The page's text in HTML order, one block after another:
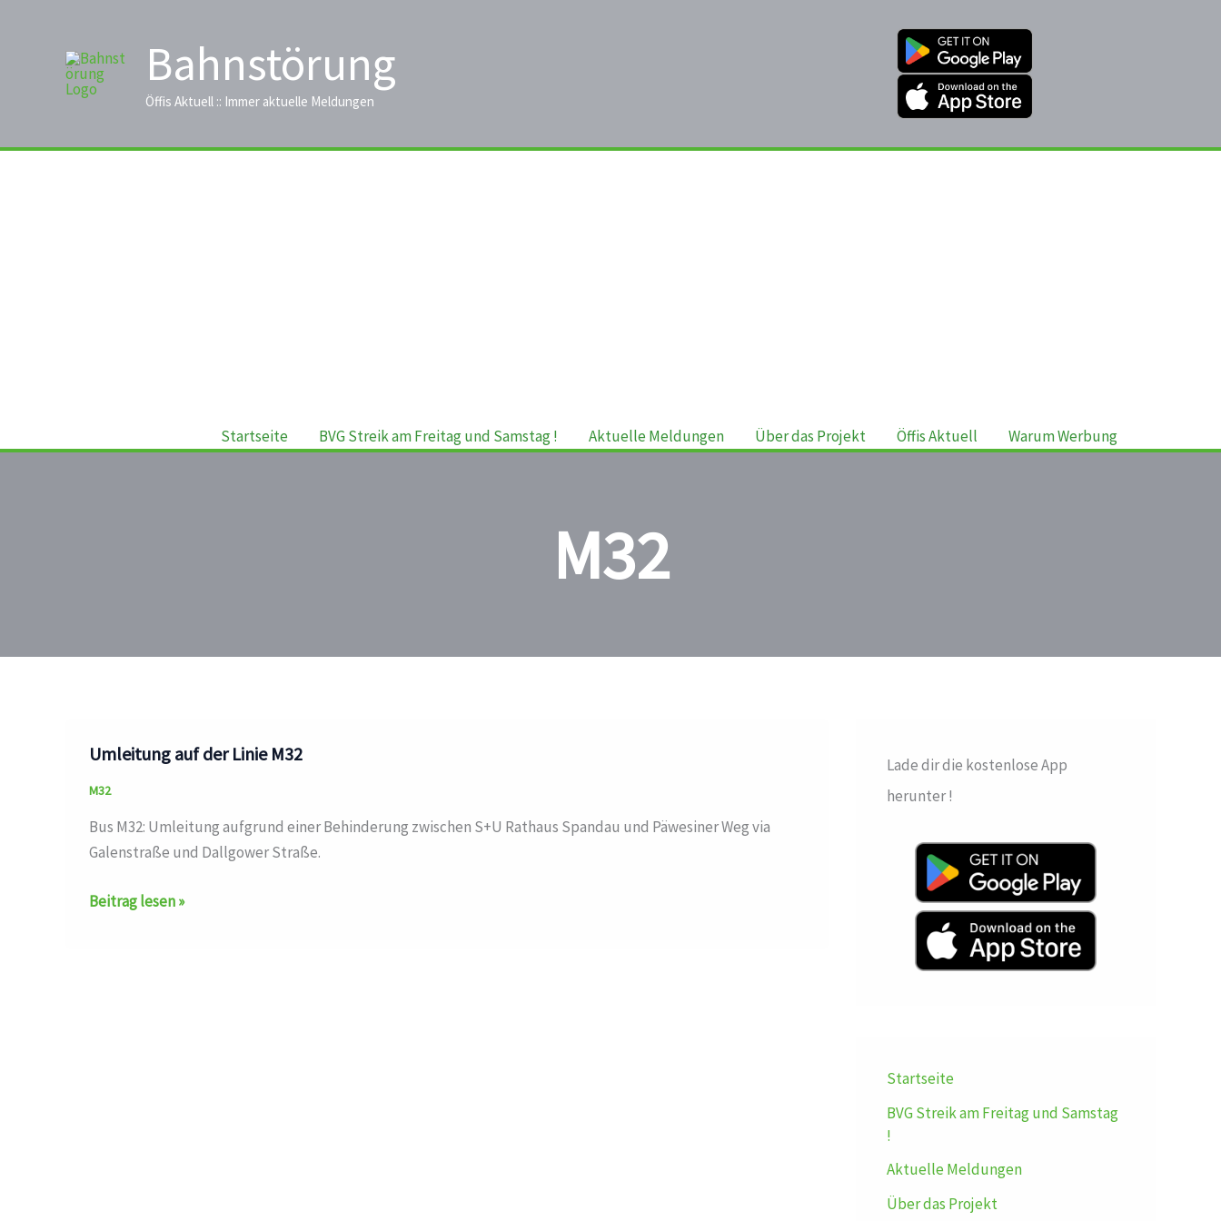
Bahnstörung
Öffis Aktuell :: Immer aktuelle Meldungen
Startseite BVG Streik am Freitag und Samstag ! Aktuelle Meldungen Über das Projekt Öffis Aktuell Warum Werbung
M32
Umleitung auf der Linie M32
M32
Bus M32: Umleitung aufgrund einer Behinderung zwischen S+U Rathaus Spandau und Päwesiner Weg via
Galenstraße und Dallgower Straße.
Umleitung
Beitrag lesen »
Lade dir die kostenlose App
herunter !
Startseite
BVG Streik am Freitag und Samstag
!
Aktuelle Meldungen
Über das Projekt